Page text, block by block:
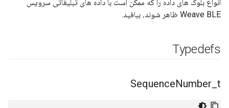
انواع بلوک های داده را که ممکن است با داده های تبلیغاتی سرویس
Weave BLE ظاهر شوند، ببافید.
Typedefs
SequenceNumber t